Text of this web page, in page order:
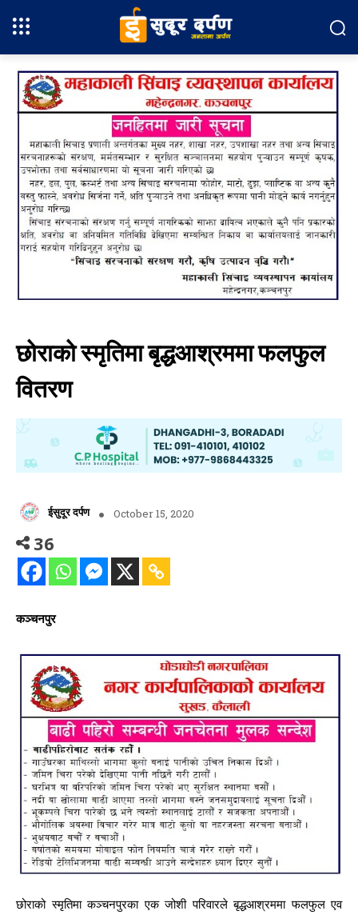
छोराको स्मृतिमा बृद्धआश्रममा फलफुल
वितरण
ईसुदूर दर्पण October 15, 2020
36
कञ्चनपुर
छोराको स्मृतिमा कञ्चनपुरका एक जोशी परिवारले बृद्धआश्रममा फलफुल एव